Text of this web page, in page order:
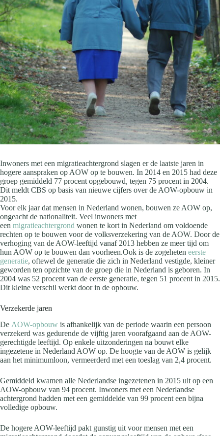
Inwoners met een migratieachtergrond slagen er de laatste jaren in
hogere aanspraken op AOW op te bouwen. In 2014 en 2015 had deze
groep gemiddeld 77 procent opgebouwd, tegen 75 procent in 2004.
Dit meldt CBS op basis van nieuwe cijfers over de AOW-opbouw in
2015.
Voor elk jaar dat mensen in Nederland wonen, bouwen ze AOW op,
ongeacht de nationaliteit. Veel inwoners met
een migratieachtergrond wonen te kort in Nederland om voldoende
rechten op te bouwen voor de volksverzekering van de AOW. Door de
verhoging van de AOW-leeftijd vanaf 2013 hebben ze meer tijd om
hun AOW op te bouwen dan voorheen.Ook is de zogeheten eerste
generatie, oftewel de generatie die zich in Nederland vestigde, kleiner
geworden ten opzichte van de groep die in Nederland is geboren. In
2004 was 52 procent van de eerste generatie, tegen 51 procent in 2015.
Dit kleine verschil werkt door in de opbouw.
Verzekerde jaren
De AOW-opbouw is afhankelijk van de periode waarin een persoon
verzekerd was gedurende de vijftig jaren voorafgaand aan de AOW-
gerechtigde leeftijd. Op enkele uitzonderingen na bouwt elke
ingezetene in Nederland AOW op. De hoogte van de AOW is gelijk
aan het minimumloon, vermeerderd met een toeslag van 2,4 procent.
Gemiddeld kwamen alle Nederlandse ingezetenen in 2015 uit op een
AOW-opbouw van 94 procent. Inwoners met een Nederlandse
achtergrond hadden met een gemiddelde van 99 procent een bijna
volledige opbouw.
De hogere AOW-leeftijd pakt gunstig uit voor mensen met een